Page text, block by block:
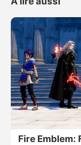
Fire Emblem: